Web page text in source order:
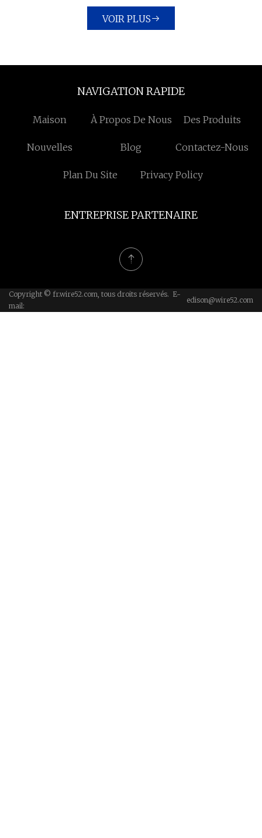
VOIR PLUS
NAVIGATION RAPIDE
Maison À Propos De Nous Des Produits
Nouvelles Blog Contactez-Nous
Plan Du Site Privacy Policy
ENTREPRISE PARTENAIRE
Copyright © fr.wire52.com, tous droits réservés. E-
mail:
edison@wire52.com